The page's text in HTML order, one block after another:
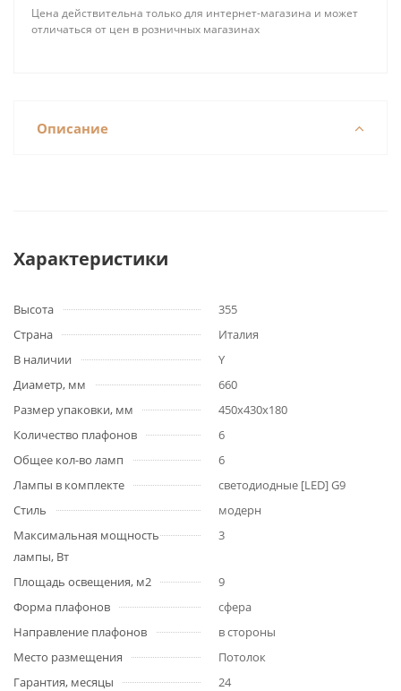
Цена действительна только для интернет-магазина и может
отличаться от цен в розничных магазинах
Описание
Характеристики
Высота
355
Страна
Италия
В наличии
Y
Диаметр, мм
660
Размер упаковки, мм
450x430x180
Количество плафонов
6
Общее кол-во ламп
6
Лампы в комплекте
светодиодные [LED] G9
Стиль
модерн
Максимальная мощность
лампы, Вт
3
Площадь освещения, м2
9
Форма плафонов
сфера
Направление плафонов
в стороны
Место размещения
Потолок
Гарантия, месяцы
24